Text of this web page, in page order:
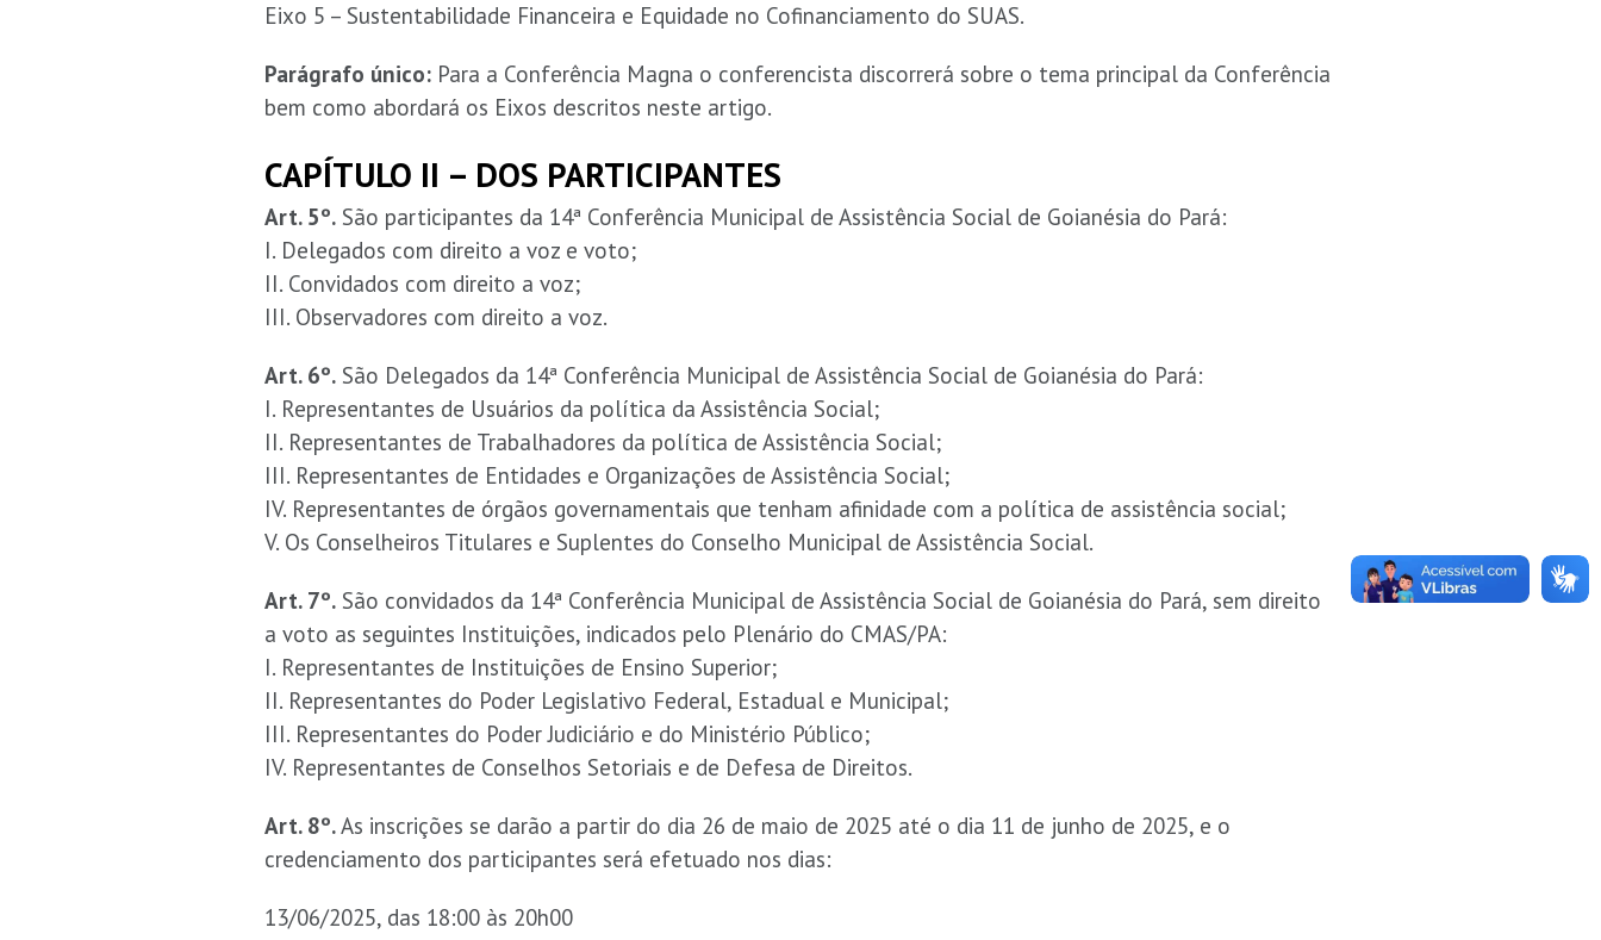
Eixo 5 – Sustentabilidade Financeira e Equidade no Cofinanciamento do SUAS.
Parágrafo único: Para a Conferência Magna o conferencista discorrerá sobre o tema principal da Conferência
bem como abordará os Eixos descritos neste artigo.
CAPÍTULO II – DOS PARTICIPANTES
Art. 5º. São participantes da 14ª Conferência Municipal de Assistência Social de Goianésia do Pará:
I. Delegados com direito a voz e voto;
II. Convidados com direito a voz;
III. Observadores com direito a voz.
Art. 6º. São Delegados da 14ª Conferência Municipal de Assistência Social de Goianésia do Pará:
I. Representantes de Usuários da política da Assistência Social;
II. Representantes de Trabalhadores da política de Assistência Social;
III. Representantes de Entidades e Organizações de Assistência Social;
IV. Representantes de órgãos governamentais que tenham afinidade com a política de assistência social;
V. Os Conselheiros Titulares e Suplentes do Conselho Municipal de Assistência Social.
Art. 7º. São convidados da 14ª Conferência Municipal de Assistência Social de Goianésia do Pará, sem direito
a voto as seguintes Instituições, indicados pelo Plenário do CMAS/PA:
I. Representantes de Instituições de Ensino Superior;
II. Representantes do Poder Legislativo Federal, Estadual e Municipal;
III. Representantes do Poder Judiciário e do Ministério Público;
IV. Representantes de Conselhos Setoriais e de Defesa de Direitos.
Art. 8º.As inscrições se darão a partir do dia 26 de maio de 2025 até o dia 11 de junho de 2025, e o
credenciamento dos participantes será efetuado nos dias:
13/06/2025, das 18:00 às 20h00